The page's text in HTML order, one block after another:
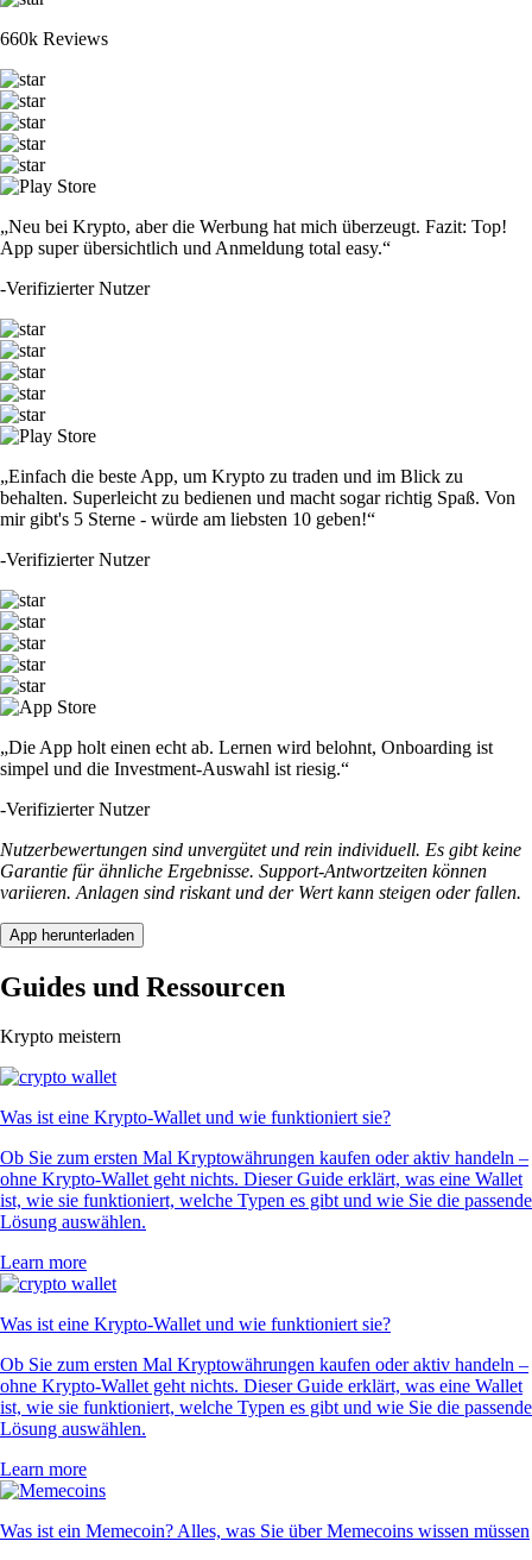
660k Reviews
„Neu bei Krypto, aber die Werbung hat mich überzeugt. Fazit: Top!
App super übersichtlich und Anmeldung total easy.“
-Verifizierter Nutzer
„Einfach die beste App, um Krypto zu traden und im Blick zu
behalten. Superleicht zu bedienen und macht sogar richtig Spaß. Von
mir gibt's 5 Sterne - würde am liebsten 10 geben!“
-Verifizierter Nutzer
„Die App holt einen echt ab. Lernen wird belohnt, Onboarding ist
simpel und die Investment-Auswahl ist riesig.“
-Verifizierter Nutzer
Nutzerbewertungen sind unvergütet und rein individuell. Es gibt keine
Garantie für ähnliche Ergebnisse. Support-Antwortzeiten können
variieren. Anlagen sind riskant und der Wert kann steigen oder fallen.
App herunterladen
Guides und Ressourcen
Krypto meistern
Was ist eine Krypto-Wallet und wie funktioniert sie?
Ob Sie zum ersten Mal Kryptowährungen kaufen oder aktiv handeln –
ohne Krypto-Wallet geht nichts. Dieser Guide erklärt, was eine Wallet
ist, wie sie funktioniert, welche Typen es gibt und wie Sie die passende
Lösung auswählen.
Learn more
Was ist eine Krypto-Wallet und wie funktioniert sie?
Ob Sie zum ersten Mal Kryptowährungen kaufen oder aktiv handeln –
ohne Krypto-Wallet geht nichts. Dieser Guide erklärt, was eine Wallet
ist, wie sie funktioniert, welche Typen es gibt und wie Sie die passende
Lösung auswählen.
Learn more
Was ist ein Memecoin? Alles, was Sie über Memecoins wissen müssen